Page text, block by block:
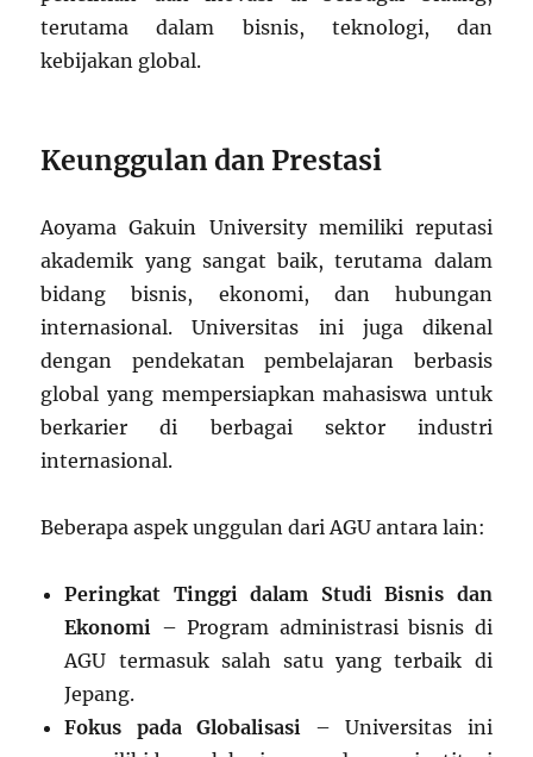
terutama dalam bisnis, teknologi, dan
kebijakan global.
Keunggulan dan Prestasi
Aoyama Gakuin University memiliki reputasi
akademik yang sangat baik, terutama dalam
bidang bisnis, ekonomi, dan hubungan
internasional. Universitas ini juga dikenal
dengan pendekatan pembelajaran berbasis
global yang mempersiapkan mahasiswa untuk
berkarier di berbagai sektor industri
internasional.
Beberapa aspek unggulan dari AGU antara lain:
Peringkat Tinggi dalam Studi Bisnis dan
Ekonomi – Program administrasi bisnis di
AGU termasuk salah satu yang terbaik di
Jepang.
Fokus pada Globalisasi– Universitas ini